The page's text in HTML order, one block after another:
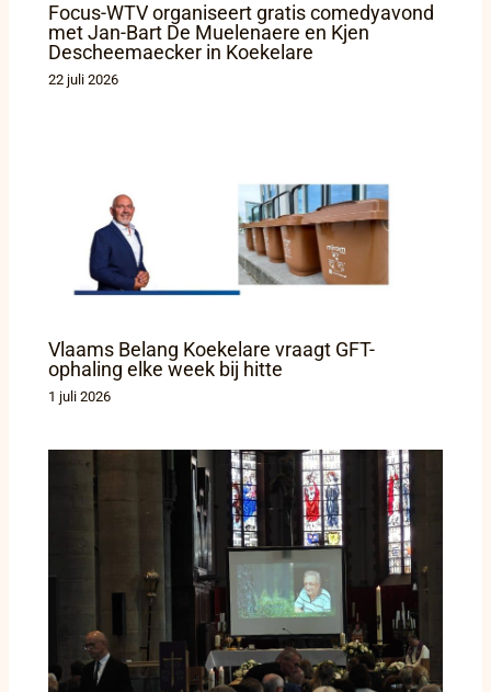
Focus-WTV organiseert gratis comedyavond
met Jan-Bart De Muelenaere en Kjen
Descheemaecker in Koekelare
22 juli 2026
Vlaams Belang Koekelare vraagt GFT-
ophaling elke week bij hitte
1 juli 2026